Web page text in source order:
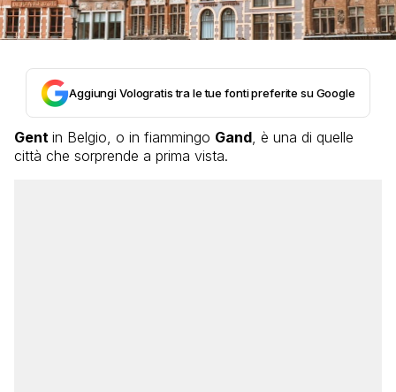
Aggiungi Vologratis tra le tue fonti preferite su Google
Gent in Belgio, o in fiammingo Gand , è una di quelle
città che sorprende a prima vista.